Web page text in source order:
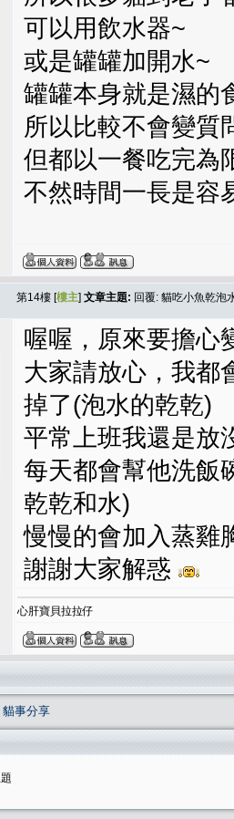
可以用飲水器~
或是罐罐加開水~
罐罐本身就是濕的
所以比較不會變質
但都以一餐吃完為
不然時間一長是容
第14樓 [樓主] 文章主題: 回覆: 貓吃小魚乾泡
喔喔，原來要擔心
大家請放心，我都
掉了(泡水的乾乾)
平常上班我還是放
每天都會幫他洗飯
乾乾和水)
慢慢的會加入蒸雞
謝謝大家解惑
心肝寶貝拉拉仔
貓事分享